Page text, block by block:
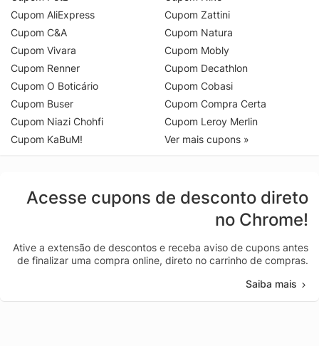
Cupom AliExpress
Cupom C&A
Cupom Vivara
Cupom Renner
Cupom O Boticário
Cupom Buser
Cupom Niazi Chohfi
Cupom KaBuM!
Cupom Zattini
Cupom Natura
Cupom Mobly
Cupom Decathlon
Cupom Cobasi
Cupom Compra Certa
Cupom Leroy Merlin
Ver mais cupons »
Acesse cupons de desconto direto
no Chrome!
Ative a extensão de descontos e receba aviso de cupons antes
de finalizar uma compra online, direto no carrinho de compras.
Saiba mais